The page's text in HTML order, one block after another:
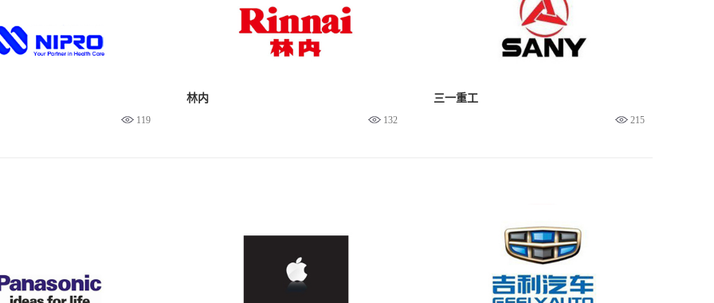
119
林内
132
三一重工
215